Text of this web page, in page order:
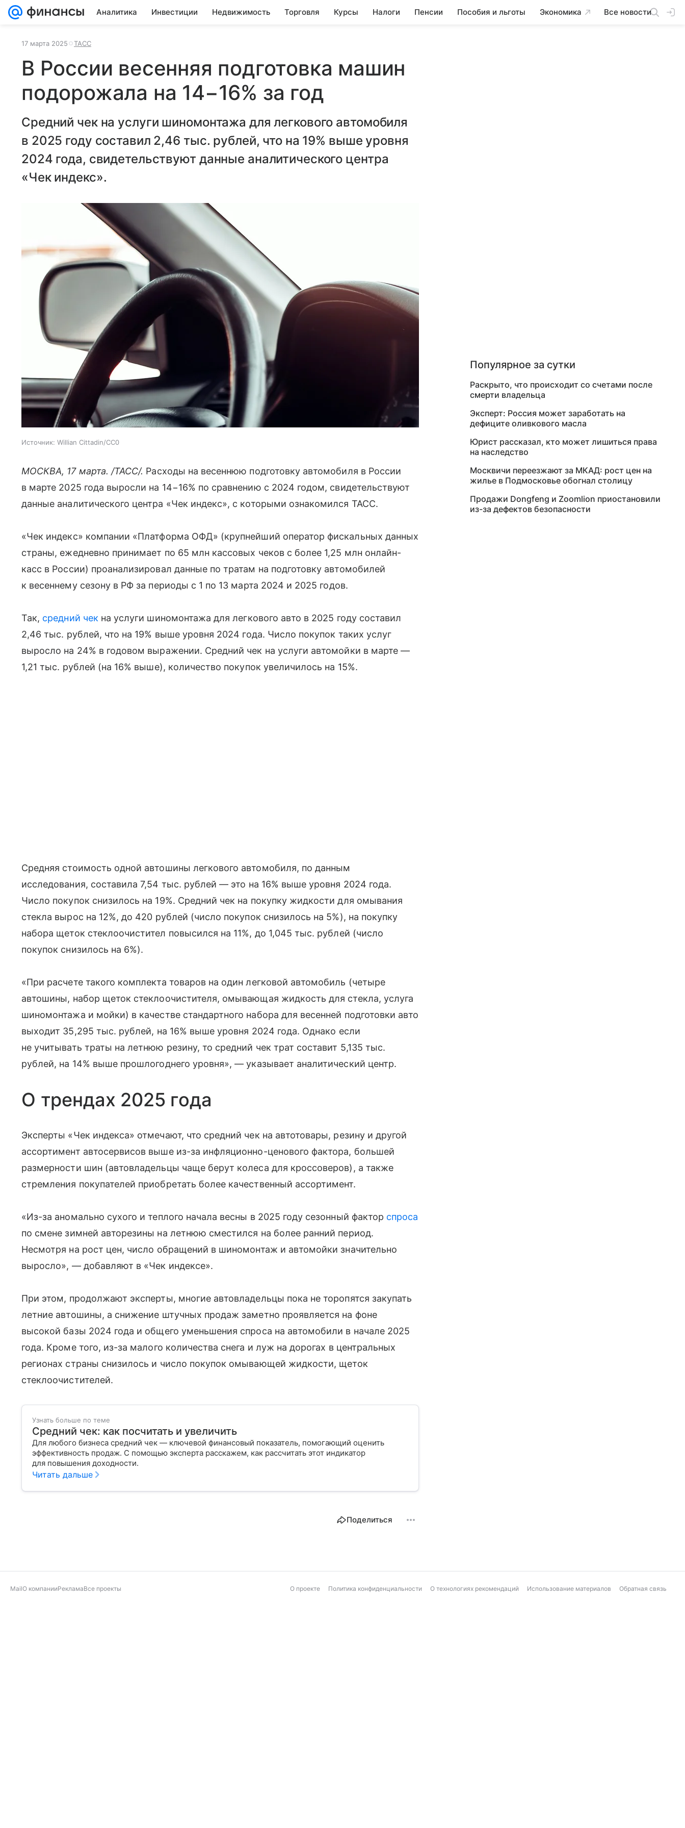
Аналитика Инвестиции Недвижимость Торговля Курсы Налоги Пенсии Пособия и льготы Экономика Все новости
17 марта 2025 ТАСС
В России весенняя подготовка машин
подорожала на 14−16% за год
Средний чек на услуги шиномонтажа для легкового автомобиля
в 2025 году составил 2,46 тыс. рублей, что на 19% выше уровня
2024 года, свидетельствуют данные аналитического центра
«Чек индекс».
Источник: Willian Cittadin/CC0
МОСКВА, 17 марта. /ТАСС/. Расходы на весеннюю подготовку автомобиля в России
в марте 2025 года выросли на 14−16% по сравнению с 2024 годом, свидетельствуют
данные аналитического центра «Чек индекс», с которыми ознакомился ТАСС.
«Чек индекс» компании «Платформа ОФД» (крупнейший оператор фискальных данных
страны, ежедневно принимает по 65 млн кассовых чеков с более 1,25 млн онлайн-
касс в России) проанализировал данные по тратам на подготовку автомобилей
к весеннему сезону в РФ за периоды с 1 по 13 марта 2024 и 2025 годов.
Так, средний чек на услуги шиномонтажа для легкового авто в 2025 году составил
2,46 тыс. рублей, что на 19% выше уровня 2024 года. Число покупок таких услуг
выросло на 24% в годовом выражении. Средний чек на услуги автомойки в марте —
1,21 тыс. рублей (на 16% выше), количество покупок увеличилось на 15%.
Средняя стоимость одной автошины легкового автомобиля, по данным
исследования, составила 7,54 тыс. рублей — это на 16% выше уровня 2024 года.
Число покупок снизилось на 19%. Средний чек на покупку жидкости для омывания
стекла вырос на 12%, до 420 рублей (число покупок снизилось на 5%), на покупку
набора щеток стеклоочистител повысился на 11%, до 1,045 тыс. рублей (число
покупок снизилось на 6%).
«При расчете такого комплекта товаров на один легковой автомобиль (четыре
автошины, набор щеток стеклоочистителя, омывающая жидкость для стекла, услуга
шиномонтажа и мойки) в качестве стандартного набора для весенней подготовки авто
выходит 35,295 тыс. рублей, на 16% выше уровня 2024 года. Однако если
не учитывать траты на летнюю резину, то средний чек трат составит 5,135 тыс.
рублей, на 14% выше прошлогоднего уровня», — указывает аналитический центр.
О трендах 2025 года
Эксперты «Чек индекса» отмечают, что средний чек на автотовары, резину и другой
ассортимент автосервисов выше из-за инфляционно-ценового фактора, большей
размерности шин (автовладельцы чаще берут колеса для кроссоверов), а также
стремления покупателей приобретать более качественный ассортимент.
«Из-за аномально сухого и теплого начала весны в 2025 году сезонный фактор спроса
по смене зимней авторезины на летнюю сместился на более ранний период.
Несмотря на рост цен, число обращений в шиномонтаж и автомойки значительно
выросло», — добавляют в «Чек индексе».
При этом, продолжают эксперты, многие автовладельцы пока не торопятся закупать
летние автошины, а снижение штучных продаж заметно проявляется на фоне
высокой базы 2024 года и общего уменьшения спроса на автомобили в начале 2025
года. Кроме того, из-за малого количества снега и луж на дорогах в центральных
регионах страны снизилось и число покупок омывающей жидкости, щеток
стеклоочистителей.
Узнать больше по теме
Средний чек: как посчитать и увеличить
Для любого бизнеса средний чек — ключевой финансовый показатель, помогающий оценить
эффективность продаж. С помощью эксперта расскажем, как рассчитать этот индикатор
для повышения доходности.
Читать дальше
Поделиться
Популярное за сутки
Раскрыто, что происходит со счетами после
смерти владельца
Эксперт: Россия может заработать на
дефиците оливкового масла
Юрист рассказал, кто может лишиться права
на наследство
Москвичи переезжают за МКАД: рост цен на
жилье в Подмосковье обогнал столицу
Продажи Dongfeng и Zoomlion приостановили
из-за дефектов безопасности
MailО компанииРекламаВсе проекты О проекте Политика конфиденциальности О технологиях рекомендаций Использование материалов Обратная связь